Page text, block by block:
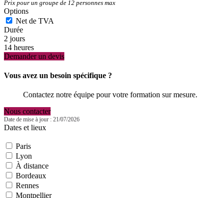
Prix pour un groupe de 12 personnes max
Options
Net de TVA
Durée
2 jours
14 heures
Demander un devis
Vous avez un besoin spécifique ?
Contactez notre équipe pour votre formation sur mesure.
Nous contacter
Date de mise à jour : 21/07/2026
Dates et lieux
Paris
Lyon
À distance
Bordeaux
Rennes
Montpellier